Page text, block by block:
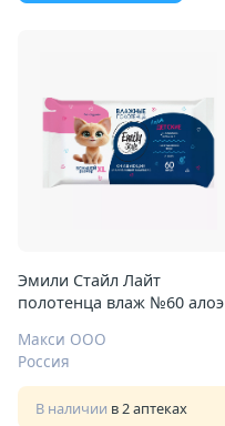
Эмили Стайл Лайт
полотенца влаж №60 алоэ
Макси ООО
Россия
В наличии в 2 аптеках